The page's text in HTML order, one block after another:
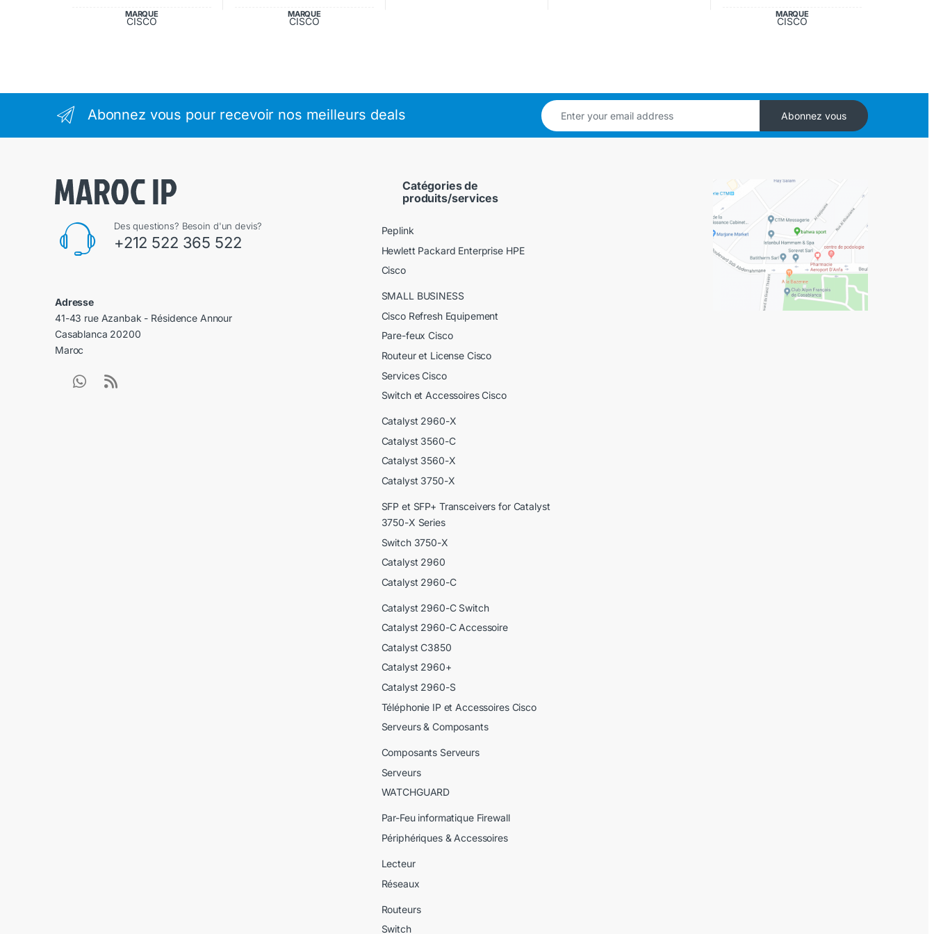
MARQUE
CISCO
MARQUE
CISCO
MARQUE
CISCO
Abonnez vous pour recevoir nos meilleurs deals Abonnez vous
Des questions? Besoin d'un devis?
+212 522 365 522
Adresse
41-43 rue Azanbak - Résidence Annour
Casablanca 20200
Maroc
Catégories de
produits/services
Peplink
Hewlett Packard Enterprise HPE
Cisco
SMALL BUSINESS
Cisco Refresh Equipement
Pare-feux Cisco
Routeur et License Cisco
Services Cisco
Switch et Accessoires Cisco
Catalyst 2960-X
Catalyst 3560-C
Catalyst 3560-X
Catalyst 3750-X
SFP et SFP+ Transceivers for Catalyst
3750-X Series
Switch 3750-X
Catalyst 2960
Catalyst 2960-C
Catalyst 2960-C Switch
Catalyst 2960-C Accessoire
Catalyst C3850
Catalyst 2960+
Catalyst 2960-S
Téléphonie IP et Accessoires Cisco
Serveurs & Composants
Composants Serveurs
Serveurs
WATCHGUARD
Par-Feu informatique Firewall
Périphériques & Accessoires
Lecteur
Réseaux
Routeurs
Switch